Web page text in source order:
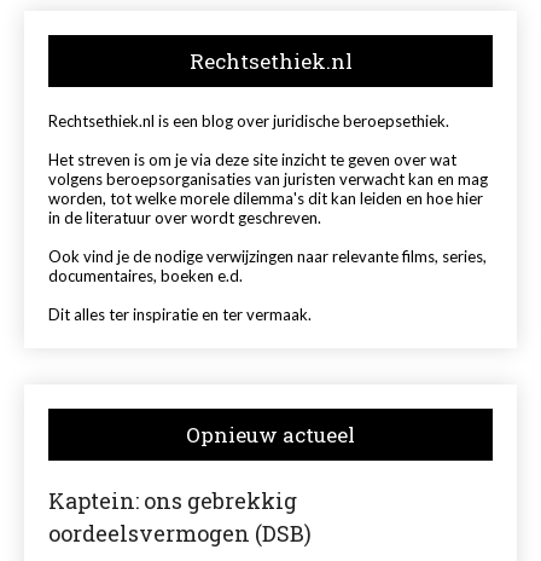
Rechtsethiek.nl
Rechtsethiek.nl is een blog over juridische beroepsethiek.
Het streven is om je via deze site inzicht te geven over wat
volgens beroepsorganisaties van juristen verwacht kan en mag
worden, tot welke morele dilemma's dit kan leiden en hoe hier
in de literatuur over wordt geschreven.
Ook vind je de nodige verwijzingen naar relevante films, series,
documentaires, boeken e.d.
Dit alles ter inspiratie en ter vermaak.
Opnieuw actueel
Kaptein: ons gebrekkig
oordeelsvermogen (DSB)